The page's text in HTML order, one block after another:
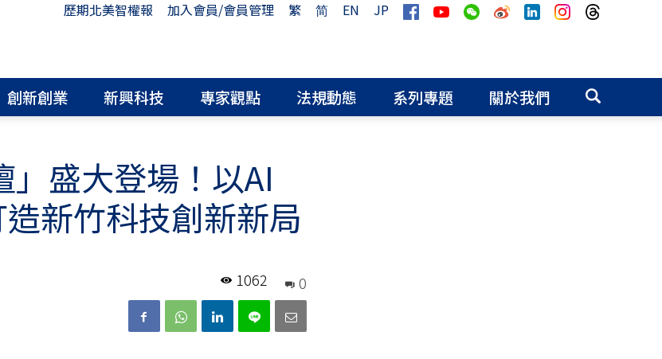
歷期北美智權報 加入會員/會員管理 繁 简 EN
JP
創新創業 新興科技 專家觀點 法規動態 系列專題 關於我們
」盛大登場！以AI
新竹科技創新新局
0
1062